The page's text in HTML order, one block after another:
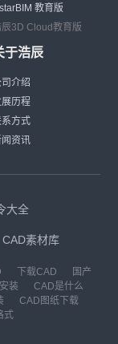
教育版
辰3D Cloud教育版
于浩辰
司介绍
历程
方式
资讯
大全
CAD素材库
下载CAD
国产
装
CAD是什么
CAD图纸下载
式